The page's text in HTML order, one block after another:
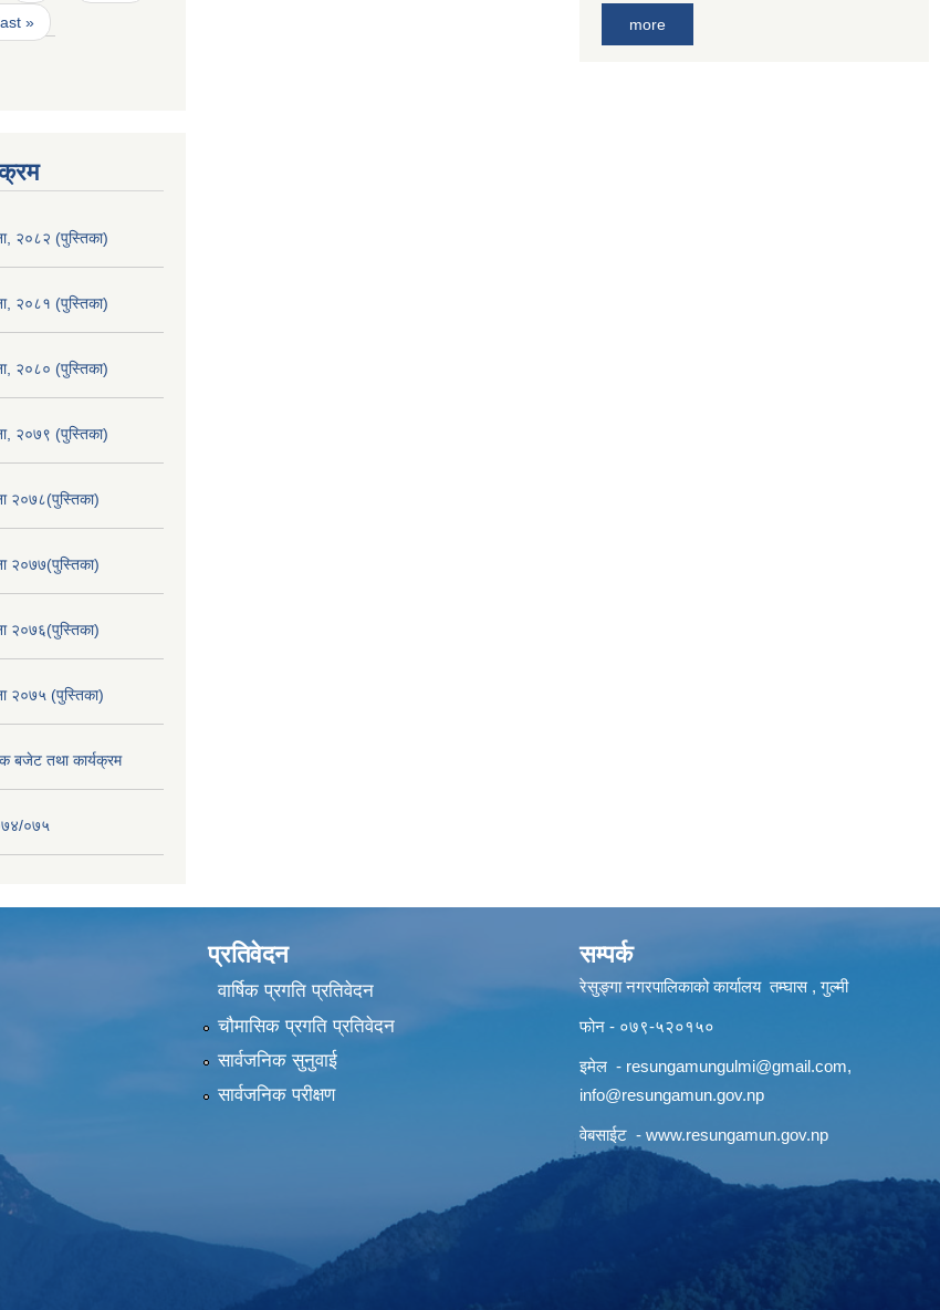
»
२०८२ (पुस्तिका)
२०८१ (पुस्तिका)
२०८० (पुस्तिका)
२०७९ (पुस्तिका)
२०७८(पुस्तिका)
२०७७(पुस्तिका)
२०७६(पुस्तिका)
२०७५ (पुस्तिका)
बजेट तथा कार्यक्रम
०७५
more
प्रतिवेदन
वार्षिक प्रगति प्रतिवेदन
चौमासिक प्रगति प्रतिवेदन
सार्वजनिक सुनुवाई
सार्वजनिक परीक्षण
सम्पर्क
रेसुङ्गा नगरपालिकाको कार्यालय तम्घास , गुल्मी
फोन - ०७९-५२०१५०
इमेल - resungamungulmi@gmail.com,
info@resungamun.gov.np
वेबसाईट - www.resungamun.gov.np